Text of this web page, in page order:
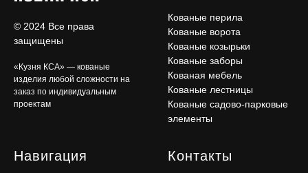
© 2024 Все права
защищены
«Кузня КСА» — кованые
изделия любой сложности на
заказ по индивидуальным
проектам
Кованые перила
Кованые ворота
Кованые козырьки
Кованые заборы
Кованая мебель
Кованые лестницы
Кованые садово-парковые
элементы
Навигация Контакты